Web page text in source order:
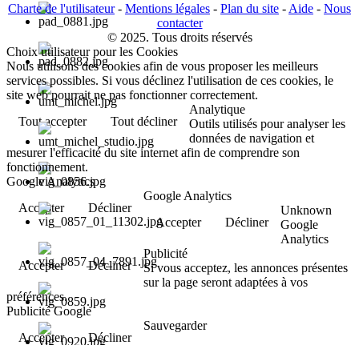
Charte de l'utilisateur- Mentions légales - Plan du site - Aide - Nous
contacter
© 2025. Tous droits réservés
Choix utilisateur pour les Cookies
Nous utilisons des cookies afin de vous proposer les meilleurs
services possibles. Si vous déclinez l'utilisation de ces cookies, le
site web pourrait ne pas fonctionner correctement.
Tout accepter
Tout décliner
Analytique
Outils utilisés pour analyser les
données de navigation et
mesurer l'efficacité du site internet afin de comprendre son
fonctionnement.
Google Analytics
Accepter
Décliner
Google Analytics
Accepter
Décliner
Unknown
Google
Analytics
Accepter
Décliner
Publicité
Si vous acceptez, les annonces présentes
sur la page seront adaptées à vos
préférences.
Publicité Google
Accepter
Décliner
Sauvegarder